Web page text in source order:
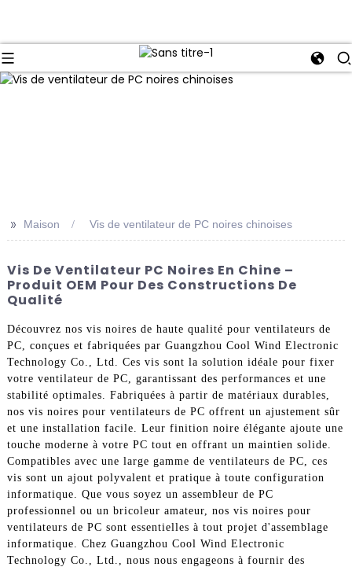
>> Maison Vis de ventilateur de PC noires chinoises
Vis De Ventilateur PC Noires En Chine –
Produit OEM Pour Des Constructions De
Qualité
Découvrez nos vis noires de haute qualité pour ventilateurs de
PC, conçues et fabriquées par Guangzhou Cool Wind Electronic
Technology Co., Ltd. Ces vis sont la solution idéale pour fixer
votre ventilateur de PC, garantissant des performances et une
stabilité optimales. Fabriquées à partir de matériaux durables,
nos vis noires pour ventilateurs de PC offrent un ajustement sûr
et une installation facile. Leur finition noire élégante ajoute une
touche moderne à votre PC tout en offrant un maintien solide.
Compatibles avec une large gamme de ventilateurs de PC, ces
vis sont un ajout polyvalent et pratique à toute configuration
informatique. Que vous soyez un assembleur de PC
professionnel ou un bricoleur amateur, nos vis noires pour
ventilateurs de PC sont essentielles à tout projet d'assemblage
informatique. Chez Guangzhou Cool Wind Electronic
Technology Co., Ltd., nous nous engageons à fournir des